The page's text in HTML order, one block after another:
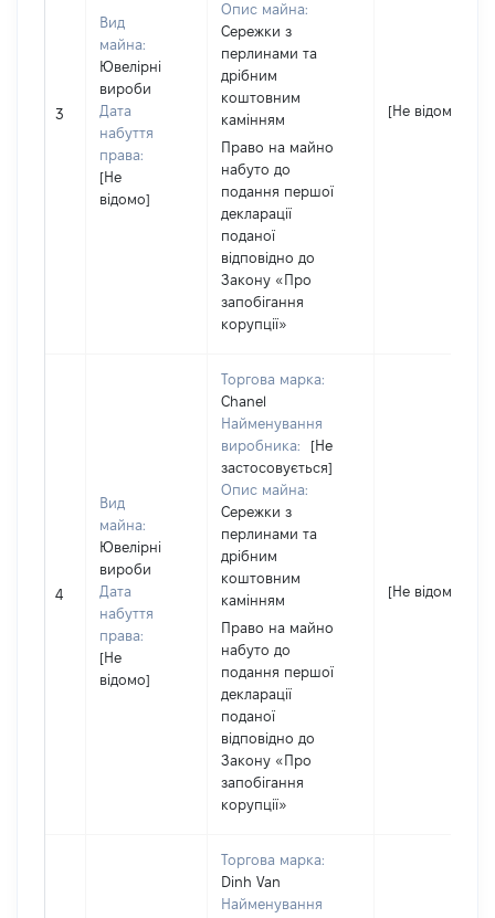
3
Вид
майна:
Ювелірні
вироби
Дата
набуття
права:
[Не
відомо]
Опис майна:
Сережки з
перлинами та
дрібним
коштовним
камінням
Право на майно
набуто до
подання першої
декларації
поданої
відповідно до
Закону «Про
запобігання
корупції»
[Не відомо]
4
Вид
майна:
Ювелірні
вироби
Дата
набуття
права:
[Не
відомо]
Торгова марка:
Chanel
Найменування
виробника:
[Не
застосовується]
Опис майна:
Cережки з
перлинами та
дрібним
коштовним
камінням
Право на майно
набуто до
подання першої
декларації
поданої
відповідно до
Закону «Про
запобігання
корупції»
[Не відомо]
Торгова марка:
Dinh Van
Найменування